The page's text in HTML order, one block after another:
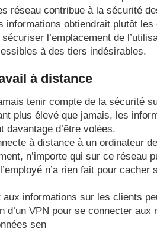
réseau contribue à la sécurité
obtiendrait plutôt les
l’emplacement de
à des tiers indésirables.
à distance
tenir compte de la sécurité
plus élevé que jamais, les
davantage d’être volées.
à distance à un ordinateur
n’importe qui sur ce réseau
n’a rien fait pour cacher
informations sur les clients
d’un VPN pour se connecter aux
sen